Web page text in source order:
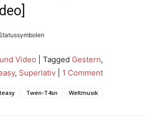
Video Tagged Gestern,
, Superlativ 1 Comment
Twen-T4sn Weltmusik